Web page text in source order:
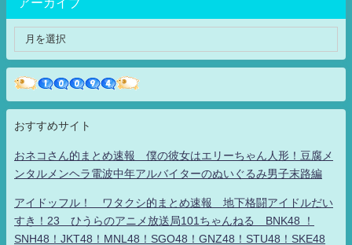
アーカイブ
おすすめサイト
おネコさん的まとめ速報 僕の彼女はエリーちゃん人形！豆腐メ
ンタルメンヘラ電波中年アルバイターのぬいぐるみ男子末路編
アイドッフル！ ワタクシ的まとめ速報 地下格闘アイドルだい
すき！23 ひうらのアニメ放送局101ちゃんねる BNK48 ！
SNH48！JKT48！MNL48！SGO48！GNZ48！STU48！SKE48